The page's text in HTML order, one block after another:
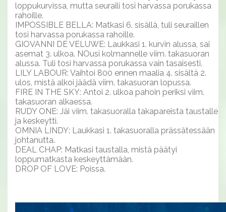
loppukurvissa, mutta seuraili tosi harvassa porukassa
rahoille.
IMPOSSIBLE BELLA: Matkasi 6. sisällä, tuli seuraillen
tosi harvassa porukassa rahoille.
GIOVANNI DE VELUWE: Laukkasi 1. kurvin alussa, sai
asemat 3. ulkoa. NOusi kolmannelle viim. takasuoran
alussa. Tuli tosi harvassa porukassa vain tasaisesti.
LILY LABOUR: Vaihtoi 800 ennen maalia 4. sisältä 2.
ulos, mistä alkoi jäädä viim. takasuoran lopussa.
FIRE IN THE SKY: Antoi 2. ulkoa pahoin periksi viim.
takasuoran alkaessa.
RUDY ONE: Jäi viim. takasuoralla takapareista taustalle
ja keskeytti.
OMNIA LINDY: Laukkasi 1. takasuoralla prässätessään
johtanutta.
DEAL CHAP: Matkasi taustalla, mistä päätyi
loppumatkasta keskeyttämään.
DROP OF LOVE: Poissa.